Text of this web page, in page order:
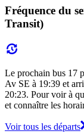
Fréquence du
Transit)
Le prochain bus 17
Av SE à 19:39 et
20:23. Pour voir à
et connaître les
Voir tous les départs